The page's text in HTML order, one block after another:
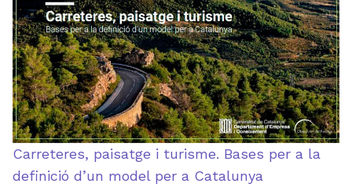
Carreteres, paisatge i turisme. Bases per a la
definició d’un model per a Catalunya